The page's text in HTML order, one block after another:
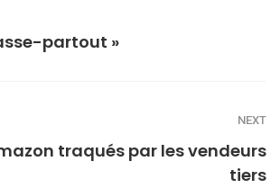
partout »
NEXT
traqués par les vendeurs
tiers